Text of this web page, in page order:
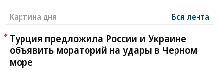
Таисия Бекбулатова
Максим Иванов
Софья Самохина